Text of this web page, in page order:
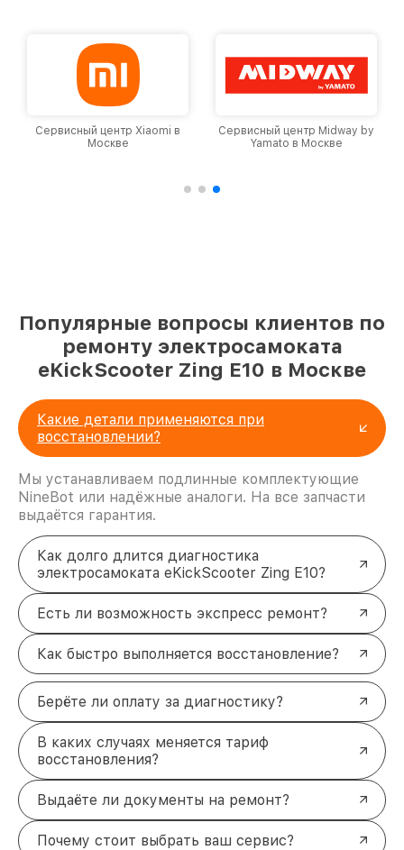
Сервисный центр Xiaomi в
Москве
Сервисный центр Midway by
Yamato в Москве
Популярные вопросы клиентов по
ремонту электросамоката
eKickScooter Zing E10 в Москве
Какие детали применяются при
восстановлении?
Мы устанавливаем подлинные комплектующие
NineBot или надёжные аналоги. На все запчасти
выдаётся гарантия.
Как долго длится диагностика
электросамоката eKickScooter Zing E10?
Есть ли возможность экспресс ремонт?
Как быстро выполняется восстановление?
Берёте ли оплату за диагностику?
В каких случаях меняется тариф
восстановления?
Выдаёте ли документы на ремонт?
Почему стоит выбрать ваш сервис?